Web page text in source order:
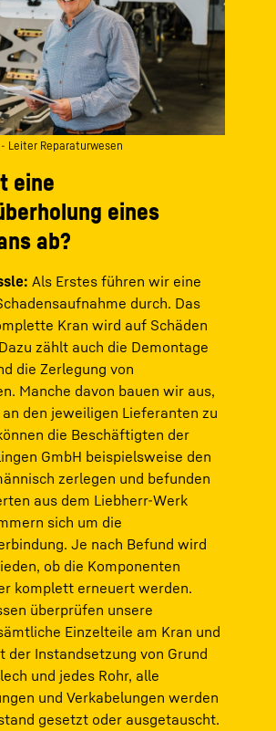
Leiter Reparaturwesen
eine
eines
ab?
Als Erstes führen wir eine
durch. Das
Kran wird auf Schäden
zählt auch die Demontage
die Zerlegung von
Manche davon bauen wir aus,
den jeweiligen Lieferanten zu
die Beschäftigten der
GmbH beispielsweise den
zerlegen und befunden
aus dem Liebherr-Werk
sich um die
Je nach Befund wird
ob die Komponenten
komplett erneuert werden.
überprüfen unsere
Einzelteile am Kran und
der Instandsetzung von Grund
und jedes Rohr, alle
und Verkabelungen werden
gesetzt oder ausgetauscht.